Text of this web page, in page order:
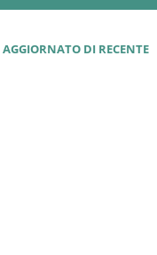
AGGIORNATO DI RECENTE